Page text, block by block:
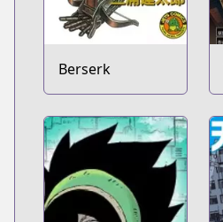
Berserk